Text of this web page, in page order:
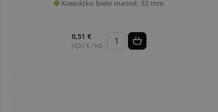
Kvapátko biele matné, 52 mm
0,51 €
(0,51 € / ks)